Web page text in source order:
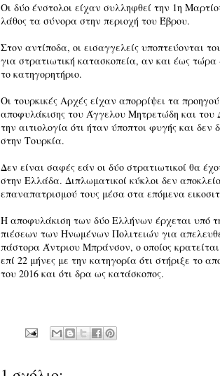
Οι δύο ένστολοι είχαν συλληφθεί την 1η
λάθος τα σύνορα στην περιοχή του Έβρου.
Στον αντίποδα, οι εισαγγελείς υποπτεύονται
για στρατιωτική κατασκοπεία, αν και έως τώρα
το κατηγορητήριο.
Οι τουρκικές Αρχές είχαν απορρίψει τα
αποφυλάκισης του Άγγελου Μητρετώδη και του
την αιτιολογία ότι ήταν ύποπτοι φυγής και δεν
στην Τουρκία.
Δεν είναι σαφές εάν οι δύο στρατιωτικοί θα
στην Ελλάδα. Διπλωματικοί κύκλοι δεν
επαναπατρισμού τους μέσα στα επόμενα
Η αποφυλάκιση των δύο Ελλήνων έρχεται υπό
πιέσεων των Ηνωμένων Πολιτειών για
πάστορα Άντριου Μπράνσον, ο οποίος
επί 22 μήνες με την κατηγορία ότι στήριξε το
του 2016 και ότι δρα ως κατάσκοπος.